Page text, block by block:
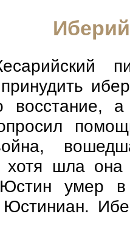
восстание,
хотя шла она
умер